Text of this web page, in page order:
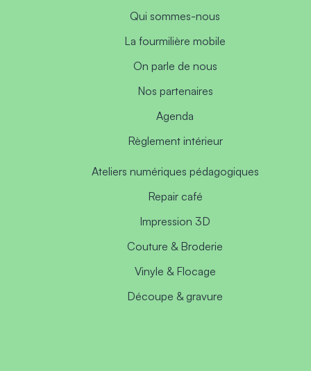
Qui sommes-nous
La fourmilière mobile
On parle de nous
Nos partenaires
Agenda
Règlement intérieur
Ateliers numériques pédagogiques
Repair café
Impression 3D
Couture & Broderie
Vinyle & Flocage
Découpe & gravure